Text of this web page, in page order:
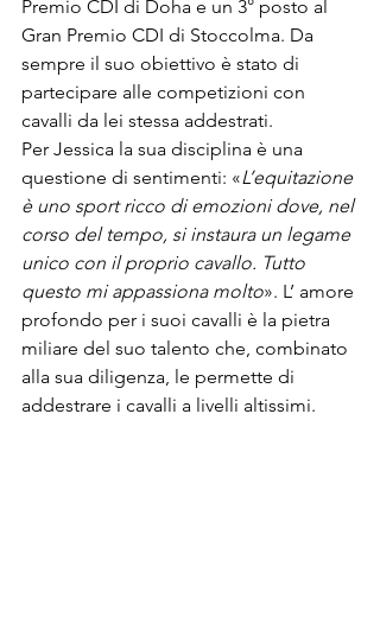
Premio CDI di Doha e un 3° posto al
Gran Premio CDI di Stoccolma. Da
sempre il suo obiettivo è stato di
partecipare alle competizioni con
cavalli da lei stessa addestrati.
Per Jessica la sua disciplina è una
questione di sentimenti: «L’equitazione
è uno sport ricco di emozioni dove, nel
corso del tempo, si instaura un legame
unico con il proprio cavallo. Tutto
questo mi appassiona molto». L’ amore
profondo per i suoi cavalli è la pietra
miliare del suo talento che, combinato
alla sua diligenza, le permette di
addestrare i cavalli a livelli altissimi.